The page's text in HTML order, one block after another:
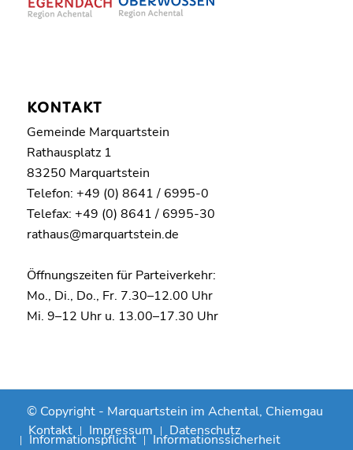
KONTAKT
Gemeinde Marquartstein
Rathausplatz 1
83250 Marquartstein
Telefon: +49 (0) 8641 / 6995-0
Telefax: +49 (0) 8641 / 6995-30
rathaus@marquartstein.de
Öffnungszeiten für Parteiverkehr:
Mo., Di., Do., Fr. 7.30–12.00 Uhr
Mi. 9–12 Uhr u. 13.00–17.30 Uhr
© Copyright - Marquartstein im Achental, Chiemgau
Kontakt
Impressum Datenschutz
Informationspflicht Informationssicherheit